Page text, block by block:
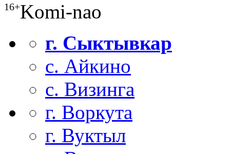
16+Komi-nao
г. Сыктывкар
с. Айкино
с. Визинга
г. Воркута
г. Вуктыл